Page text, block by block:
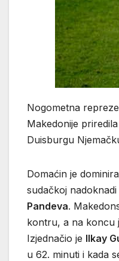
Nogometna
Makedonije
Duisburgu
Domaćin je
sudačkoj
Pandeva.
kontru, a na koncu
Izjednačio je Ilkay
u 62. minuti i kada